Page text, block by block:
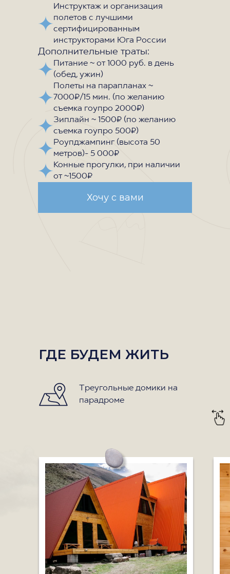
Инструктаж и организация
полетов с лучшими
сертифицированным
инструкторами Юга России
Дополнительные траты:
Питание ~ от 1000 руб. в день
(обед, ужин)
Полеты на парапланах ~
7000₽/15 мин. (по желанию
съемка гоупро 2000₽)
Зиплайн ~ 1500₽ (по желанию
съемка гоупро 500₽)
Роупджампинг (высота 50
метров)- 5 000₽
Конные прогулки, при наличии
от ~1500₽
Хочу с вами
ГДЕ БУДЕМ ЖИТЬ
Треугольные домики на
парадроме